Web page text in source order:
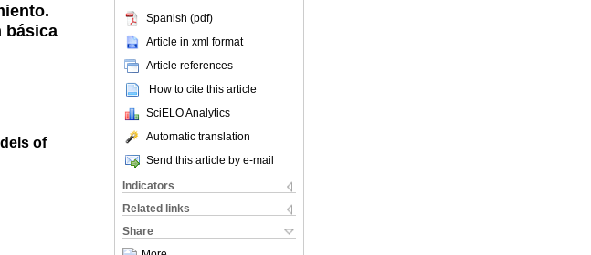
Spanish (pdf)
Article in xml format
Article references
How to cite this article
SciELO Analytics
Automatic translation
Send this article by e-mail
Indicators
Related links
Share
básica
of